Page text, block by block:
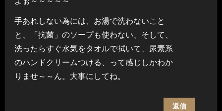
手あれしない為には、お湯で洗わないこと
と、「抗菌」のソープも使わない、そして、
洗ったらすぐ水気をタオルで拭いて、尿素系
のハンドクリームつける、って感じしかわか
りませ～～ん。大事にしてね。
返信